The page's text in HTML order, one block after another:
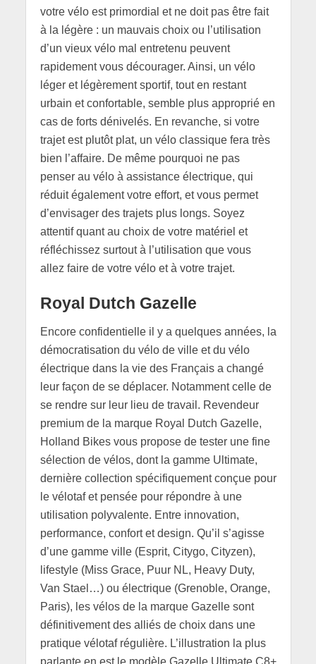
votre vélo est primordial et ne doit pas être fait
à la légère : un mauvais choix ou l’utilisation
d’un vieux vélo mal entretenu peuvent
rapidement vous décourager. Ainsi, un vélo
léger et légèrement sportif, tout en restant
urbain et confortable, semble plus approprié en
cas de forts dénivelés. En revanche, si votre
trajet est plutôt plat, un vélo classique fera très
bien l’affaire. De même pourquoi ne pas
penser au vélo à assistance électrique, qui
réduit également votre effort, et vous permet
d’envisager des trajets plus longs. Soyez
attentif quant au choix de votre matériel et
réfléchissez surtout à l’utilisation que vous
allez faire de votre vélo et à votre trajet.
Royal Dutch Gazelle
Encore confidentielle il y a quelques années, la
démocratisation du vélo de ville et du vélo
électrique dans la vie des Français a changé
leur façon de se déplacer. Notamment celle de
se rendre sur leur lieu de travail. Revendeur
premium de la marque Royal Dutch Gazelle,
Holland Bikes vous propose de tester une fine
sélection de vélos, dont la gamme Ultimate,
dernière collection spécifiquement conçue pour
le vélotaf et pensée pour répondre à une
utilisation polyvalente. Entre innovation,
performance, confort et design. Qu’il s’agisse
d’une gamme ville (Esprit, Citygo, Cityzen),
lifestyle (Miss Grace, Puur NL, Heavy Duty,
Van Stael…) ou électrique (Grenoble, Orange,
Paris), les vélos de la marque Gazelle sont
définitivement des alliés de choix dans une
pratique vélotaf régulière. L’illustration la plus
parlante en est le modèle Gazelle Ultimate C8+